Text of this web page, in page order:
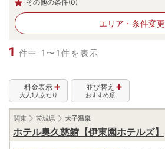
その他の条件(0)
エリア・ 条件変更
1 件中 1〜1件を表示
並び替え
おすすめ順
料金表示
大人1人あたり
関東 茨城県 大子温泉
ホテル奥久慈館【伊東園ホテルズ】